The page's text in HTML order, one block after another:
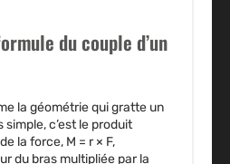
du couple d’un
la géométrie qui gratte un
simple, c’est le produit
la force, M = r × F,
du bras multipliée par la